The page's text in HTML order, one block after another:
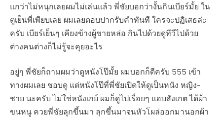
แกว่าไม่หนุกเลยผมไม่เล่นแล้ว พี่ชัยบอกว่างั้นกินเบียร์มั้ย ใน
ตูเย็นพี่เพียบเลย ผมเลยตอบปากรับคำทันที ใครจะปฏิเสธล่ะ
ครับ เบียร์เย็นๆ เคียงข้างผู้ชายหล่อ กินไปด้วยดูทีวีไปด้วย
ต่างคนต่างก็ไม่รู้จะคุยอะไร
อยู่ๆ พี่ชัยก็ถามผมว่าดูหนังโป๊มั้ย ผมบอกก็ดีครับ 555 เข้า
ทางผมเลย ชอบดู แต่หนังโป๊ที่พี่ชัยเปิดให้ดูเป็นหนัง หญิง-
ชาย นะครับ ไม่ใช่หนังเกย์ ผมก็ดูไปเรื่อยๆ แอบสังเกต ได้ผ้า
ขนหนู ควยพี่ชัยลุกขึ้นมา ลุกขึ้นมาจนหัวโผล่ออกมานอกผ้า